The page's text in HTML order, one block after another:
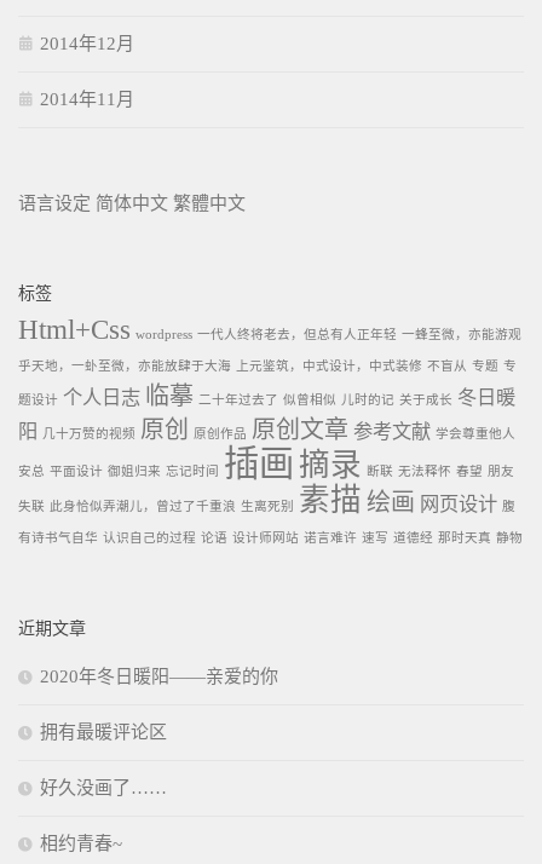
2014年12月
2014年11月
语言设定 简体中文 繁體中文
标签
Html+Css wordpress 一代人终将老去，但总有人正年轻 一蜂至微，亦能游观
乎天地，一虲至微，亦能放肆于大海 上元鉴筑，中式设计，中式装修 不盲从 专题 专
题设计 个人日志 临摹 二十年过去了 似曾相似 儿时的记 关于成长 冬日暖
阳
几十万赞的视频 原创 原创作品 原创文章 参考文献 学会尊重他人
安总 平面设计 御姐归来 忘记时间 插画 摘录 断联 无法释怀 春望 朋友
失联 此身恰似弄潮儿，曾过了千重浪 生离死别 素描 绘画 网页设计 腹
有诗书气自华 认识自己的过程 论语 设计师网站 诺言难许 速写 道德经 那时天真 静物
近期文章
2020年冬日暖阳——亲爱的你
拥有最暖评论区
好久没画了……
相约青春~